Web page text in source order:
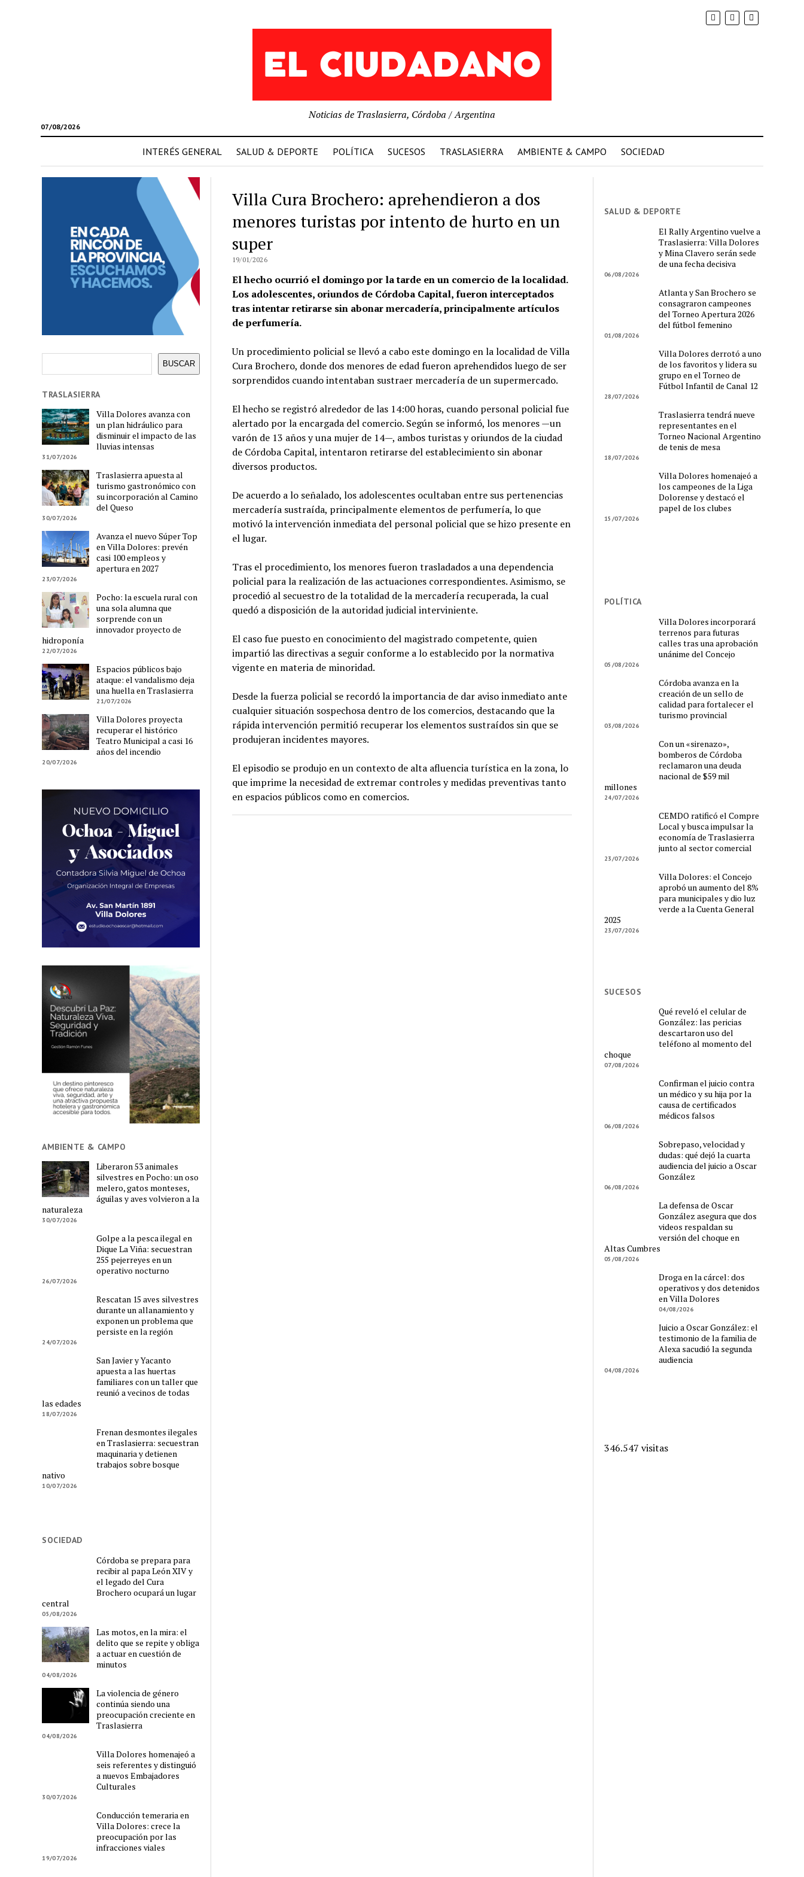
07/08/2026
Noticias de Traslasierra, Córdoba / Argentina
INTERÉS GENERAL SALUD & DEPORTE POLÍTICA SUCESOS TRASLASIERRA AMBIENTE & CAMPO SOCIEDAD
BUSCAR
TRASLASIERRA
Villa Dolores avanza con
un plan hidráulico para
disminuir el impacto de las
lluvias intensas
31/07/2026
Traslasierra apuesta al
turismo gastronómico con
su incorporación al Camino
del Queso
30/07/2026
Avanza el nuevo Súper Top
en Villa Dolores: prevén
casi 100 empleos y
apertura en 2027
23/07/2026
Pocho: la escuela rural con
una sola alumna que
sorprende con un
innovador proyecto de
hidroponía
22/07/2026
Espacios públicos bajo
ataque: el vandalismo deja
una huella en Traslasierra
21/07/2026
Villa Dolores proyecta
recuperar el histórico
Teatro Municipal a casi 16
años del incendio
20/07/2026
AMBIENTE & CAMPO
Liberaron 53 animales
silvestres en Pocho: un oso
melero, gatos monteses,
águilas y aves volvieron a la
naturaleza
30/07/2026
Golpe a la pesca ilegal en
Dique La Viña: secuestran
255 pejerreyes en un
operativo nocturno
26/07/2026
Rescatan 15 aves silvestres
durante un allanamiento y
exponen un problema que
persiste en la región
24/07/2026
San Javier y Yacanto
apuesta a las huertas
familiares con un taller que
reunió a vecinos de todas
las edades
18/07/2026
Frenan desmontes ilegales
en Traslasierra: secuestran
maquinaria y detienen
trabajos sobre bosque
nativo
10/07/2026
SOCIEDAD
Córdoba se prepara para
recibir al papa León XIV y
el legado del Cura
Brochero ocupará un lugar
central
05/08/2026
Las motos, en la mira: el
delito que se repite y obliga
a actuar en cuestión de
minutos
04/08/2026
La violencia de género
continúa siendo una
preocupación creciente en
Traslasierra
04/08/2026
Villa Dolores homenajeó a
seis referentes y distinguió
a nuevos Embajadores
Culturales
30/07/2026
Conducción temeraria en
Villa Dolores: crece la
preocupación por las
infracciones viales
19/07/2026
Villa Cura Brochero: aprehendieron a dos
menores turistas por intento de hurto en un
super
19/01/2026
El hecho ocurrió el domingo por la tarde en un comercio de la localidad.
Los adolescentes, oriundos de Córdoba Capital, fueron interceptados
tras intentar retirarse sin abonar mercadería, principalmente artículos
de perfumería.
Un procedimiento policial se llevó a cabo este domingo en la localidad de Villa
Cura Brochero, donde dos menores de edad fueron aprehendidos luego de ser
sorprendidos cuando intentaban sustraer mercadería de un supermercado.
El hecho se registró alrededor de las 14:00 horas, cuando personal policial fue
alertado por la encargada del comercio. Según se informó, los menores —un
varón de 13 años y una mujer de 14—, ambos turistas y oriundos de la ciudad
de Córdoba Capital, intentaron retirarse del establecimiento sin abonar
diversos productos.
De acuerdo a lo señalado, los adolescentes ocultaban entre sus pertenencias
mercadería sustraída, principalmente elementos de perfumería, lo que
motivó la intervención inmediata del personal policial que se hizo presente en
el lugar.
Tras el procedimiento, los menores fueron trasladados a una dependencia
policial para la realización de las actuaciones correspondientes. Asimismo, se
procedió al secuestro de la totalidad de la mercadería recuperada, la cual
quedó a disposición de la autoridad judicial interviniente.
El caso fue puesto en conocimiento del magistrado competente, quien
impartió las directivas a seguir conforme a lo establecido por la normativa
vigente en materia de minoridad.
Desde la fuerza policial se recordó la importancia de dar aviso inmediato ante
cualquier situación sospechosa dentro de los comercios, destacando que la
rápida intervención permitió recuperar los elementos sustraídos sin que se
produjeran incidentes mayores.
El episodio se produjo en un contexto de alta afluencia turística en la zona, lo
que imprime la necesidad de extremar controles y medidas preventivas tanto
en espacios públicos como en comercios.
SALUD & DEPORTE
El Rally Argentino vuelve a
Traslasierra: Villa Dolores
y Mina Clavero serán sede
de una fecha decisiva
06/08/2026
Atlanta y San Brochero se
consagraron campeones
del Torneo Apertura 2026
del fútbol femenino
01/08/2026
Villa Dolores derrotó a uno
de los favoritos y lidera su
grupo en el Torneo de
Fútbol Infantil de Canal 12
28/07/2026
Traslasierra tendrá nueve
representantes en el
Torneo Nacional Argentino
de tenis de mesa
18/07/2026
Villa Dolores homenajeó a
los campeones de la Liga
Dolorense y destacó el
papel de los clubes
15/07/2026
POLÍTICA
Villa Dolores incorporará
terrenos para futuras
calles tras una aprobación
unánime del Concejo
05/08/2026
Córdoba avanza en la
creación de un sello de
calidad para fortalecer el
turismo provincial
03/08/2026
Con un «sirenazo»,
bomberos de Córdoba
reclamaron una deuda
nacional de $59 mil
millones
24/07/2026
CEMDO ratificó el Compre
Local y busca impulsar la
economía de Traslasierra
junto al sector comercial
23/07/2026
Villa Dolores: el Concejo
aprobó un aumento del 8%
para municipales y dio luz
verde a la Cuenta General
2025
23/07/2026
SUCESOS
Qué reveló el celular de
González: las pericias
descartaron uso del
teléfono al momento del
choque
07/08/2026
Confirman el juicio contra
un médico y su hija por la
causa de certificados
médicos falsos
06/08/2026
Sobrepaso, velocidad y
dudas: qué dejó la cuarta
audiencia del juicio a Oscar
González
06/08/2026
La defensa de Oscar
González asegura que dos
videos respaldan su
versión del choque en
Altas Cumbres
05/08/2026
Droga en la cárcel: dos
operativos y dos detenidos
en Villa Dolores
04/08/2026
Juicio a Oscar González: el
testimonio de la familia de
Alexa sacudió la segunda
audiencia
04/08/2026
346.547 visitas